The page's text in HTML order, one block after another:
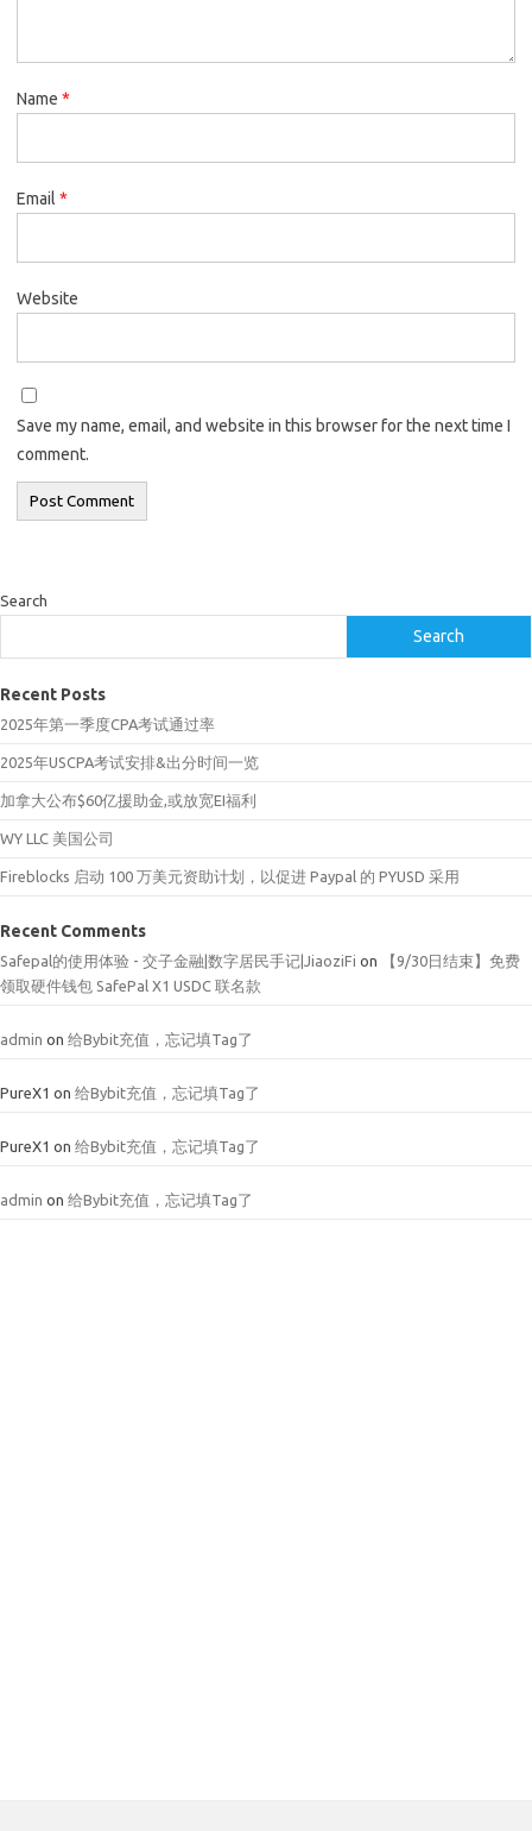
Name *
Email *
Website
Save my name, email, and website in this browser for the next time I
comment.
Search
Search
Recent Posts
2025年第一季度CPA考试通过率
2025年USCPA考试安排&出分时间一览
加拿大公布$60亿援助金,或放宽EI福利
WY LLC 美国公司
Fireblocks 启动 100 万美元资助计划，以促进 Paypal 的 PYUSD 采用
Recent Comments
Safepal的使用体验 - 交子金融|数字居民手记|JiaoziFi on
【9/30日结束】免费
领取硬件钱包 SafePal X1 USDC 联名款
admin on 给Bybit充值，忘记填Tag了
PureX1 on 给Bybit充值，忘记填Tag了
PureX1 on 给Bybit充值，忘记填Tag了
admin on 给Bybit充值，忘记填Tag了